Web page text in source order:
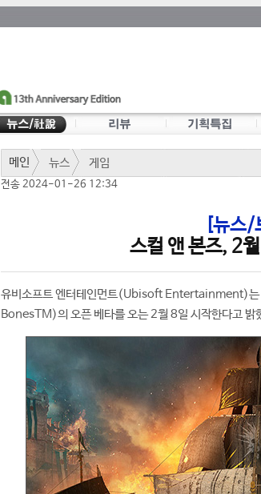
메인 뉴스 게임
전송 2024-01-26 12:34
[뉴스/
스컬 앤 본즈, 2
유비소프트 엔터테인먼트(Ubisoft Entertainment)는
BonesTM)의 오픈 베타를 오는 2월 8일 시작한다고 밝